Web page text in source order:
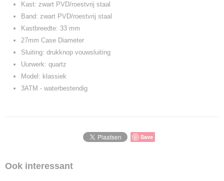
Kast: zwart PVD/roestvrij staal
Band: zwart PVD/roestvrij staal
Kastbreedte: 33 mm
27mm Case Diameter
Sluiting: drukknop vouwsluiting
Uurwerk: quartz
Model: klassiek
3ATM - waterbestendig
Save
Ook interessant